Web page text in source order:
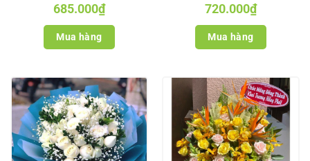
685.000₫
Mua hàng
720.000₫
Mua hàng